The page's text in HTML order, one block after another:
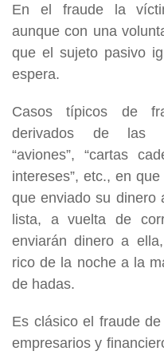
En el fraude la
aunque con una
que el sujeto pasivo
espera.
Casos típicos de
derivados de las
“aviones”, “cartas
intereses”, etc., en
que enviado su dinero
lista, a vuelta de
enviarán dinero a
rico de la noche a la
de hadas.
Es clásico el fraude
empresarios y